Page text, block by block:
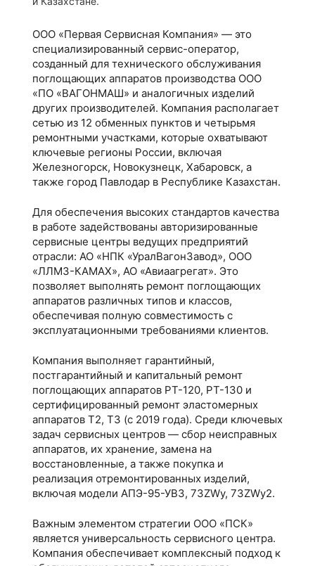
ООО «Первая Сервисная Компания» — это
специализированный сервис-оператор,
созданный для технического обслуживания
поглощающих аппаратов производства ООО
«ПО «ВАГОНМАШ» и аналогичных изделий
других производителей. Компания располагает
сетью из 12 обменных пунктов и четырьмя
ремонтными участками, которые охватывают
ключевые регионы России, включая
Железногорск, Новокузнецк, Хабаровск, а
также город Павлодар в Республике Казахстан.
Для обеспечения высоких стандартов качества
в работе задействованы авторизированные
сервисные центры ведущих предприятий
отрасли: АО «НПК «УралВагонЗавод», ООО
«ЛЛМЗ-КАМАХ», АО «Авиаагрегат». Это
позволяет выполнять ремонт поглощающих
аппаратов различных типов и классов,
обеспечивая полную совместимость с
эксплуатационными требованиями клиентов.
Компания выполняет гарантийный,
постгарантийный и капитальный ремонт
поглощающих аппаратов РТ-120, РТ-130 и
сертифицированный ремонт эластомерных
аппаратов Т2, Т3 (с 2019 года). Среди ключевых
задач сервисных центров — сбор неисправных
аппаратов, их хранение, замена на
восстановленные, а также покупка и
реализация отремонтированных изделий,
включая модели АПЭ-95-УВЗ, 73ZWy, 73ZWy2.
Важным элементом стратегии ООО «ПСК»
является универсальность сервисного центра.
Компания обеспечивает комплексный подход к